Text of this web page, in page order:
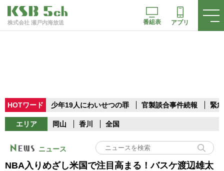
株式会社 瀬戸内海放送 番組表 アプリ
HOTワード 少年19人にわいせつの罪 官製談合事件続報 緊
エリア 岡山 香川 全国
ニュース
NBA入りめざし米国で注目高まる！バスケ渡辺雄太